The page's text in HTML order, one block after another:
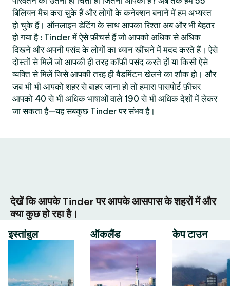
बिलियन मैच करा चुके हैं और लोगों के कनेक्शन बनाने में हम अभ्यस्त
हो चुके हैं। ऑनलाइन डेटिंग के साथ आपका रिश्ता अब और भी बेहतर
हो गया है : Tinder में ऐसे फ़ीचर्स हैं जो आपको अधिक से अधिक
दिखने और अपनी पसंद के लोगों का ध्यान खींचने में मदद करते हैं। ऐसे
दोस्तों से मिलें जो आपकी ही तरह कॉफ़ी पसंद करते हों या किसी ऐसे
व्यक्ति से मिलें जिसे आपकी तरह ही बैडमिंटन खेलने का शौक हो। और
जब भी भी आपको शहर से बाहर जाना हो तो हमारा पासपोर्ट फ़ीचर
आपको 40 से भी अधिक भाषाओं वाले 190 से भी अधिक देशों में लेकर
जा सकता है—यह सबकुछ Tinder पर संभव है।
देखें कि आपके Tinder पर आपके आसपास के शहरों में और
क्या कुछ हो रहा है।
इस्तांबुल
ऑकलैंड केप टाउन